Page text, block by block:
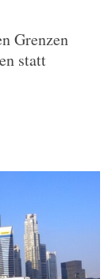
Grenzen
statt